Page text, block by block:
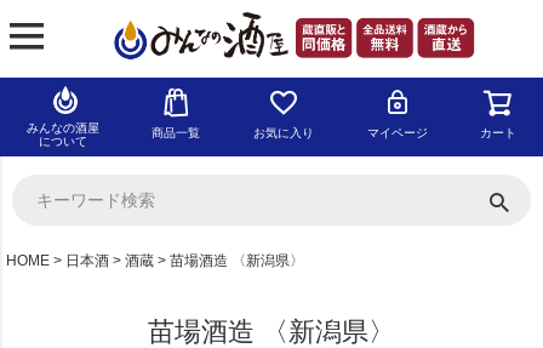
みんなの酒屋
について
商品一覧 お気に入り マイページ カート
HOME 日本酒 酒蔵 苗場酒造 〈新潟県〉
苗場酒造 〈新潟県〉